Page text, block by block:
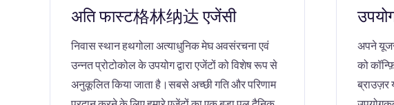
अति फास्ट格林纳达 एजेंसी
निवास स्थान हथगोला अत्याधुनिक मेघ अवसंरचना एवं
उन्नत प्रोटोकोल के उपयोग द्वारा एजेंटों को विशेष रूप से
अनुकूलित किया जाता है।सबसे अच्छी गति और परिणाम
अपने
को
ब्राउज़र